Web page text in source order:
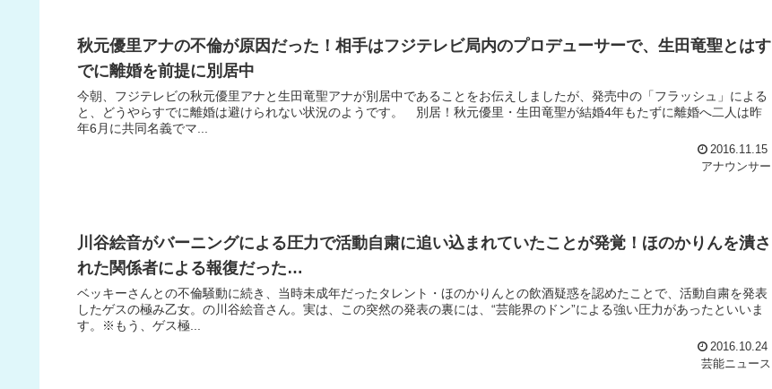
秋元優里アナの不倫が原因だった！相手はフジテレビ局内のプロデューサーで、生田竜聖とはす
でに離婚を前提に別居中
今朝、フジテレビの秋元優里アナと生田竜聖アナが別居中であることをお伝えしましたが、発売中の「フラッシュ」による
と、どうやらすでに離婚は避けられない状況のようです。 別居！秋元優里・生田竜聖が結婚4年もたずに離婚へ二人は昨
年6月に共同名義でマ...
2016.11.15
アナウンサー
川谷絵音がバーニングによる圧力で活動自粛に追い込まれていたことが発覚！ほのかりんを潰さ
れた関係者による報復だった…
ベッキーさんとの不倫騒動に続き、当時未成年だったタレント・ほのかりんとの飲酒疑惑を認めたことで、活動自粛を発表
したゲスの極み乙女。の川谷絵音さん。実は、この突然の発表の裏には、“芸能界のドン”による強い圧力があったといいま
す。※もう、ゲス極...
2016.10.24
芸能ニュース